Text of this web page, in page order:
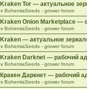
Kraken Tor — актуальное
v BohemiaSeeds - grower forum
Kraken Onion Marketplace —
v BohemiaSeeds - grower forum
Kraken — актуальное
v BohemiaSeeds - grower forum
Kraken Darknet — рабочий
v BohemiaSeeds - grower forum
Кракен Даркнет — рабочий
v BohemiaSeeds - grower forum